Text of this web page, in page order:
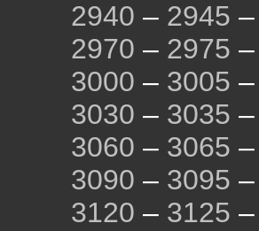
2940 – 2945 –
2970 – 2975 –
3000 – 3005 –
3030 – 3035 –
3060 – 3065 –
3090 – 3095 –
3120 – 3125 –